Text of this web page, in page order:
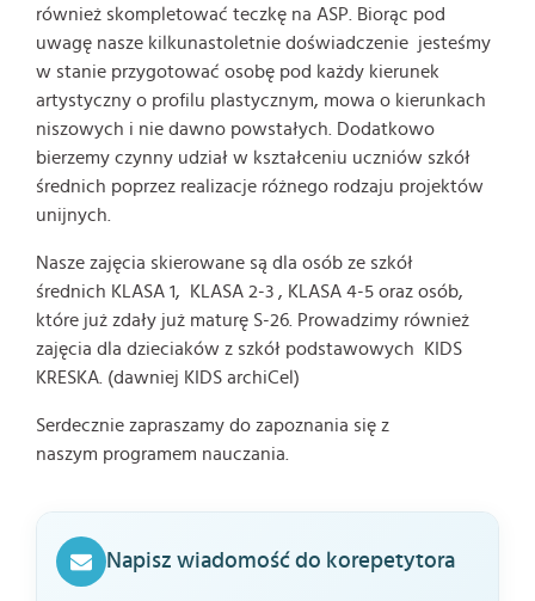
również skompletować teczkę na ASP. Biorąc pod
uwagę nasze kilkunastoletnie doświadczenie jesteśmy
w stanie przygotować osobę pod każdy kierunek
artystyczny o profilu plastycznym, mowa o kierunkach
niszowych i nie dawno powstałych. Dodatkowo
bierzemy czynny udział w kształceniu uczniów szkół
średnich poprzez realizacje różnego rodzaju projektów
unijnych.
Nasze zajęcia skierowane są dla osób ze szkół
średnich KLASA 1, KLASA 2-3 , KLASA 4-5 oraz osób,
które już zdały już maturę S-26 . Prowadzimy również
zajęcia dla dzieciaków z szkół podstawowych
KIDS
KRESKA . (dawniej KIDS archiCel)
Serdecznie zapraszamy do zapoznania się z
naszym programem nauczania
Napisz wiadomość do korepetytora